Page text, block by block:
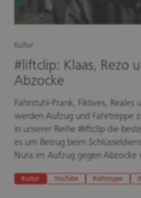
Kultur
#liftclip: Klaas, Rezo
Abzocke
Fahrstuhl-Prank, Fiktives, Reales
werden Aufzug und Fahrtreppe
in unserer Reihe #liftclip die
es um Betrug beim
Nura im Aufzug gegen Abzocke
Kultur YouTube Rolltreppe